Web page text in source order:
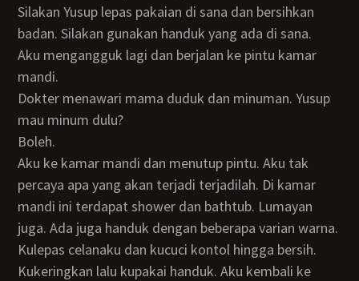
Silakan Yusup lepas pakaian di sana dan bersihkan
badan. Silakan gunakan handuk yang ada di sana.
Aku mengangguk lagi dan berjalan ke pintu kamar
mandi.
Dokter menawari mama duduk dan minuman. Yusup
mau minum dulu?
Boleh.
Aku ke kamar mandi dan menutup pintu. Aku tak
percaya apa yang akan terjadi terjadilah. Di kamar
mandi ini terdapat shower dan bathtub. Lumayan
juga. Ada juga handuk dengan beberapa varian warna.
Kulepas celanaku dan kucuci kontol hingga bersih.
Kukeringkan lalu kupakai handuk. Aku kembali ke